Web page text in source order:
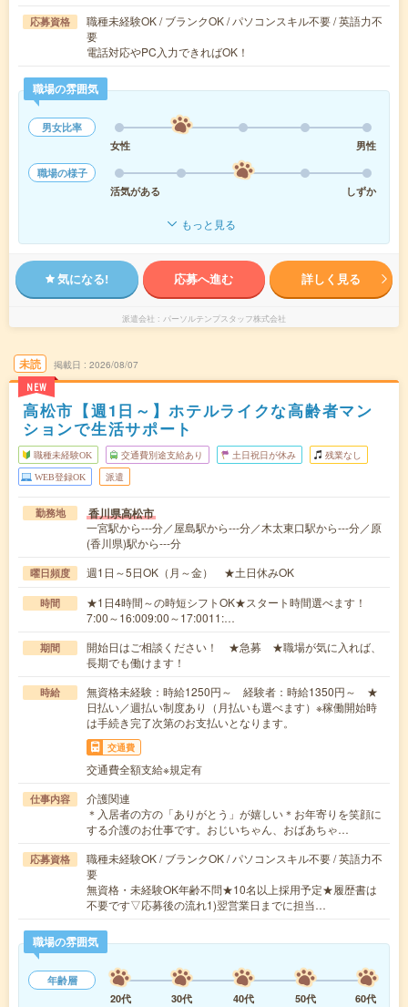
応募資格
職種未経験OK / ブランクOK / パソコンスキル不要 / 英語力不
要
電話対応やPC入力できればOK！
職場の雰囲気
男女比率
女性
男性
職場の様子
活気がある
しずか
もっと見る
気になる! 応募へ進む 詳しく見る
派遣会社 パーソルテンプスタッフ株式会社
未読
NEW
掲載日 2026/08/07
高松市【週1日～】ホテルライクな高齢者マン
ションで生活サポート
職種未経験OK 交通費別途支給あり 土日祝日が休み 残業なし
WEB登録OK 派遣
勤務地 香川県高松市
一宮駅から---分／屋島駅から---分／木太東口駅から---分／原
(香川県)駅から---分
曜日頻度 週1日～5日OK（月～金） ★土日休みOK
時間
★1日4時間～の時短シフトOK★スタート時間選べます！
7:00～16:009:00～17:0011:…
期間
開始日はご相談ください！ ★急募 ★職場が気に入れば、
長期でも働けます！
時給
無資格未経験：時給1250円～ 経験者：時給1350円～ ★
日払い／週払い制度あり（月払いも選べます）※稼働開始時
は手続き完了次第のお支払いとなります。
交通費
交通費全額支給※規定有
仕事内容
介護関連
＊入居者の方の「ありがとう」が嬉しい＊お年寄りを笑顔に
する介護のお仕事です。おじいちゃん、おばあちゃ…
応募資格
職種未経験OK / ブランクOK / パソコンスキル不要 / 英語力不
要
無資格・未経験OK年齢不問★10名以上採用予定★履歴書は
不要です▽応募後の流れ1)翌営業日までに担当…
職場の雰囲気
年齢層
20代
30代 40代 50代
60代